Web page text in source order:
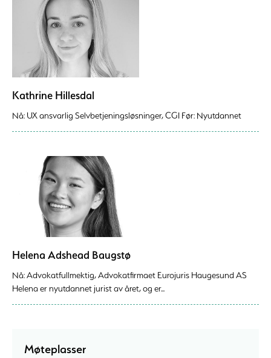
Kathrine Hillesdal
Nå: UX ansvarlig Selvbetjeningsløsninger, CGI Før: Nyutdannet
Helena Adshead Baugstø
Nå: Advokatfullmektig, Advokatfirmaet Eurojuris Haugesund AS
Helena er nyutdannet jurist av året, og er...
Møteplasser